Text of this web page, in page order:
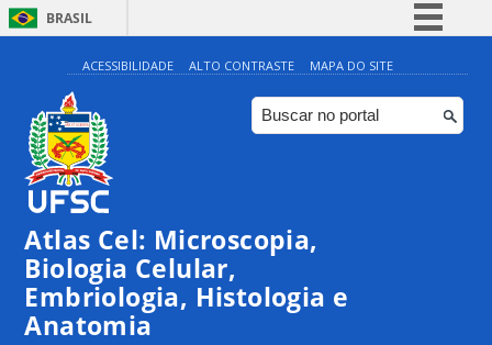
BRASIL
Simplifique!
Comunica BR
Participe
ACESSIBILIDADE ALTO CONTRASTE MAPA DO SITE
Atlas Cel: Microscopia,
Biologia Celular,
Embriologia, Histologia e
Anatomia